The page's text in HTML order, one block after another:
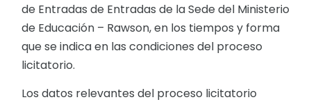
de Entradas de Entradas de la Sede del Ministerio
de Educación – Rawson, en los tiempos y forma
que se indica en las condiciones del proceso
licitatorio.
Los datos relevantes del proceso licitatorio